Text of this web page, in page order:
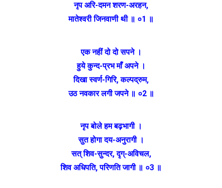
नृप अरि-दमन शरण-अरहन,
मातेश्वरी जिनवाणी थी ॥ ०1 ॥
एक नहीं दो दो सपने ।
हुये कुन्द-प्रभ माँ अपने ।
दिखा स्वर्ण-गिरि, कल्पद्रुम,
उठ नवकार लगी जपने ॥ ०2 ॥
नृप बोले हम बढ़‌भागी ।
सुत होगा दय-अनुरागी ।
सत् शिव-सुन्दर, दृग्-अविचल,
शिव अधिपति, परिणति जागी ॥ ०3 ॥